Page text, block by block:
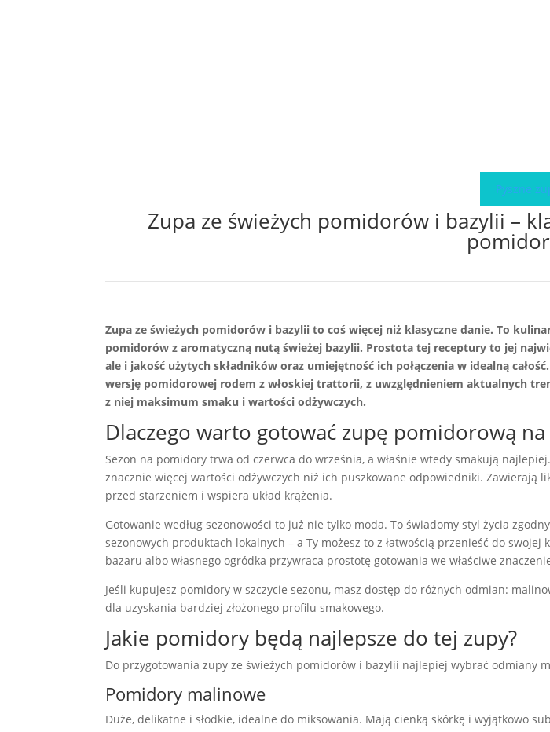
Pyszne
Zupa ze świeżych pomidorów i bazylii –
Zupa ze świeżych pomidorów i bazylii to coś więcej niż klasyczne danie. To
pomidorów z aromatyczną nutą świeżej bazylii. Prostota tej receptury to jej
ale i jakość użytych składników oraz umiejętność ich połączenia w idealną
wersję pomidorowej rodem z włoskiej trattorii, z uwzględnieniem aktualnych
z niej maksimum smaku i wartości odżywczych.
Dlaczego warto gotować zupę pomidorową na
Sezon na pomidory trwa od czerwca do września, a właśnie wtedy smakują
znacznie więcej wartości odżywczych niż ich puszkowane odpowiedniki. Zawierają
przed starzeniem i wspiera układ krążenia.
Gotowanie według sezonowości to już nie tylko moda. To świadomy styl życia
sezonowych produktach lokalnych – a Ty możesz to z łatwością przenieść do
bazaru albo własnego ogródka przywraca prostotę gotowania we właściwe
Jeśli kupujesz pomidory w szczycie sezonu, masz dostęp do różnych odmian:
dla uzyskania bardziej złożonego profilu smakowego.
Jakie pomidory będą najlepsze do tej zupy?
Do przygotowania zupy ze świeżych pomidorów i bazylii najlepiej wybrać odmiany
Pomidory malinowe
Duże, delikatne i słodkie, idealne do miksowania. Mają cienką skórkę i wyjątkowo